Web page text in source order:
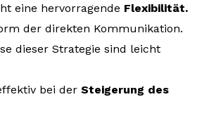
eine hervorragende Flexibilität.
der direkten Kommunikation.
dieser Strategie sind leicht
bei der Steigerung des